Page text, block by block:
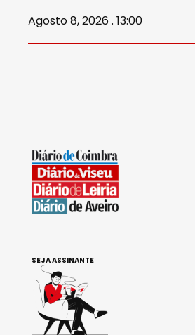
Agosto 8, 2026 . 13:00
SEJA ASSINANTE